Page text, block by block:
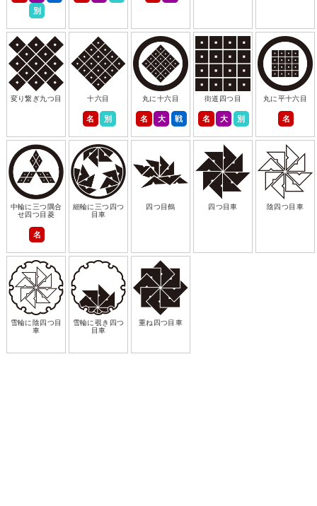
別
変り繋ぎ九つ目 十六目
名 別
丸に十六目
名 大 戦
街道四つ目
名 大 別
丸に平十六目
名
中輪に三つ隅合
せ四つ目菱
名
細輪に三つ四つ
目車
四つ目鶴 四つ目車 陰四つ目車
雪輪に陰四つ目
車
雪輪に覗き四つ
目車
重ね四つ目車